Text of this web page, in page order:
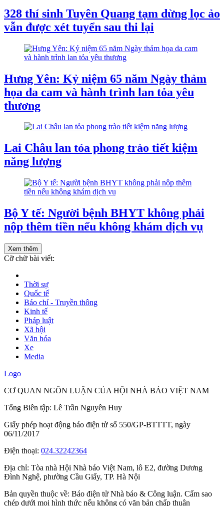
328 thí sinh Tuyên Quang tạm dừng lọc ảo
vẫn được xét tuyển sau thi lại
Hưng Yên: Kỷ niệm 65 năm Ngày thảm
họa da cam và hành trình lan tỏa yêu
thương
Lai Châu lan tỏa phong trào tiết kiệm
năng lượng
Bộ Y tế: Người bệnh BHYT không phải
nộp thêm tiền nếu không khám dịch vụ
Xem thêm
Cỡ chữ bài viết:
Thời sự
Quốc tế
Báo chí - Truyền thông
Kinh tế
Pháp luật
Xã hội
Văn hóa
Xe
Media
Logo
CƠ QUAN NGÔN LUẬN CỦA HỘI NHÀ BÁO VIỆT NAM
Tổng Biên tập: Lê Trần Nguyên Huy
Giấy phép hoạt động báo điện tử số 550/GP-BTTTT, ngày
06/11/2017
Điện thoại: 024.32242364
Địa chỉ: Tòa nhà Hội Nhà báo Việt Nam, lô E2, đường Dương
Đình Nghệ, phường Cầu Giấy, TP. Hà Nội
Bản quyền thuộc về: Báo điện tử Nhà báo & Công luận. Cấm sao
chép dưới mọi hình thức nếu không có văn bản chấp thuận